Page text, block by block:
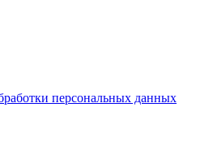
персональных данных